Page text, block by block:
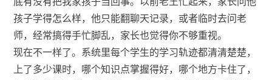
孩子学得怎么样，他只能翻聊天记录，或者临时去问老
师，经常搞得手忙脚乱，家长也觉得你不够重视。
现在不一样了。系统里每个学生的学习轨迹都清清楚楚，
上了多少课时，哪个知识点掌握得好，哪个地方卡住了，